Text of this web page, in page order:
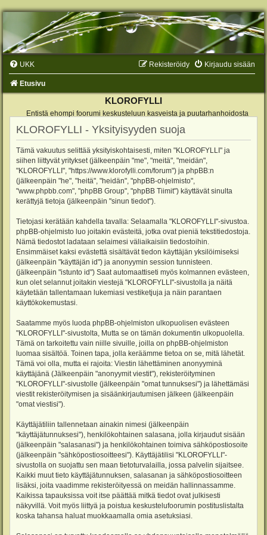
UKK Kirjaudu sisään
Rekisteröidy
Etusivu
KLOROFYLLI
Entistä ehompi foorumi keskusteluun kasveista ja puutarhanhoidosta
KLOROFYLLI - Yksityisyyden suoja
Tämä vakuutus selittää yksityiskohtaisesti, miten "KLOROFYLLI" ja
siihen liittyvät yritykset (jälkeenpäin "me", "meitä", "meidän",
"KLOROFYLLI", "https://www.klorofylli.com/forum") ja phpBB:n
(jälkeenpäin "he", "heitä", "heidän", "phpBB-ohjelmisto",
"www.phpbb.com", "phpBB Group", "phpBB Tiimit") käyttävät sinulta
kerättyjä tietoja (jälkeenpäin "sinun tiedot").
Tietojasi kerätään kahdella tavalla: Selaamalla "KLOROFYLLI"-sivustoa.
phpBB-ohjelmisto luo joitakin evästeitä, jotka ovat pieniä tekstitiedostoja.
Nämä tiedostot ladataan selaimesi väliaikaisiin tiedostoihin.
Ensimmäiset kaksi evästettä sisältävät tiedon käyttäjän yksilöimiseksi
(jälkeenpäin "käyttäjän id") ja anonyymin session tunnisteen.
(jälkeenpäin "istunto id") Saat automaattiseti myös kolmannen evästeen,
kun olet selannut joitakin viestejä "KLOROFYLLI"-sivustolla ja näitä
käytetään tallentamaan lukemiasi vestiketjuja ja näin parantaen
käyttökokemustasi.
Saatamme myös luoda phpBB-ohjelmiston ulkopuolisen evästeen
"KLOROFYLLI"-sivustolta, Mutta se on tämän dokumentin ulkopuolella.
Tämä on tarkoitettu vain niille sivuille, joilla on phpBB-ohjelmiston
luomaa sisältöä. Toinen tapa, jolla keräämme tietoa on se, mitä lähetät.
Tämä voi olla, mutta ei rajoita: Viestin lähettäminen anonyyminä
käyttäjänä (Jälkeenpäin "anonyymit viestit"), rekisteröityminen
"KLOROFYLLI"-sivustolle (jälkeenpäin "omat tunnuksesi") ja lähettämäsi
viestit rekisteröitymisen ja sisäänkirjautumisen jälkeen (jälkeenpäin
"omat viestisi").
Käyttäjätiliin tallennetaan ainakin nimesi (jälkeenpäin
"käyttäjätunnuksesi"), henkilökohtainen salasana, jolla kirjaudut sisään
(jälkeenpäin "salasanasi") ja henkilökohtainen toimiva sähköpostiosoite
(jälkeenpäin "sähköpostiosoitteesi"). Käyttäjätilisi "KLOROFYLLI"-
sivustolla on suojattu sen maan tietoturvalailla, jossa palvelin sijaitsee.
Kaikki muut tieto käyttäjätunnuksen, salasanan ja sähköpostiosoitteen
lisäksi, joita vaadimme rekisteröityessä on meidän hallinnassamme.
Kaikissa tapauksissa voit itse päättää mitkä tiedot ovat julkisesti
näkyvillä. Voit myös liittyä ja poistua keskustelufoorumin postituslistalta
koska tahansa haluat muokkaamalla omia asetuksiasi.